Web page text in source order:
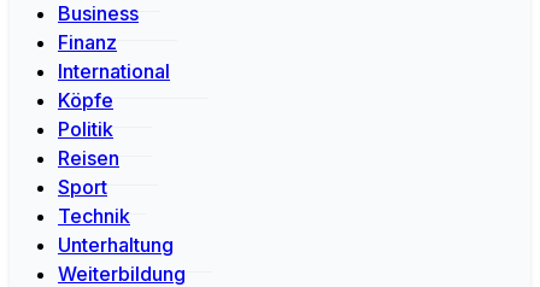
Business
Finanz
International
Köpfe
Politik
Reisen
Sport
Technik
Unterhaltung
Weiterbildung